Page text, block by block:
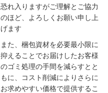
恐れ入りますがご理解とご協力
のほど、よろしくお願い申し上
げます
また、梱包資材を必要最小限に
抑えることでお届けしたお客様
のゴミ処理の手間を減らすとと
もに、コスト削減によりさらに
お求めやすい価格で提供するこ